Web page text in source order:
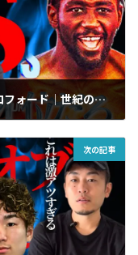
カネロ・アルバレス vs テレンス・クロフォード｜世紀の一戦を振り返る
次の記事